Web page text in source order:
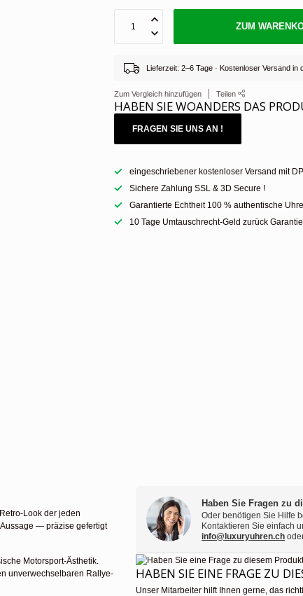
ZUM
Lieferzeit: 2–6 Tage · Kostenloser Versand in
Zum Vergleich hinzufügen Teilen
HABEN SIE WOANDERS DAS
FRAGEN SIE UNS AN !
eingeschriebener kostenloser Versand mit
Sichere Zahlung SSL & 3D Secure !
Garantierte Echtheit 100 % authentische
10 Tage Umtauschrecht-Geld zurück
Look der jeden
— präzise gefertigt
Motorsport-Ästhetik.
unverwechselbaren Rallye-
Haben Sie Fragen zu
Oder benötigen Sie Hilfe
Kontaktieren Sie einfach
info@luxuryuhren.ch
HABEN SIE EINE FRAGE ZU
Unser Mitarbeiter hilft Ihnen gerne, das